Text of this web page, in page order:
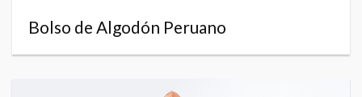
Bolso de Algodón Peruano